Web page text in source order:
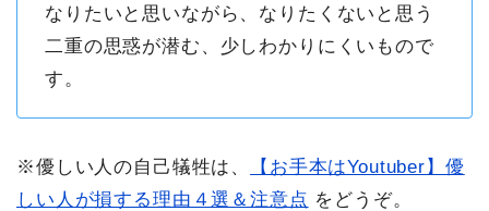
なりたいと思いながら、なりたくないと思う
二重の思惑が潜む、少しわかりにくいもので
す。
※優しい人の自己犠牲は、
【お手本はYoutuber】優
しい人が損する理由４選＆注意点 をどうぞ。